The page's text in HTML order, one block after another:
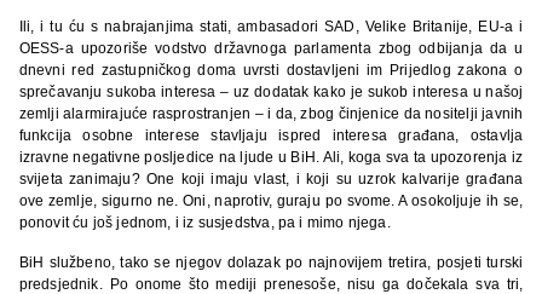
Ili, i tu ću s nabrajanjima stati, ambasadori SAD, Velike Britanije, EU-a i
OESS-a upozoriše vodstvo državnoga parlamenta zbog odbijanja da u
dnevni red zastupničkog doma uvrsti dostavljeni im Prijedlog zakona o
sprečavanju sukoba interesa – uz dodatak kako je sukob interesa u našoj
zemlji alarmirajuće rasprostranjen – i da, zbog činjenice da nositelji javnih
funkcija osobne interese stavljaju ispred interesa građana, ostavlja
izravne negativne posljedice na ljude u BiH. Ali, koga sva ta upozorenja iz
svijeta zanimaju? One koji imaju vlast, i koji su uzrok kalvarije građana
ove zemlje, sigurno ne. Oni, naprotiv, guraju po svome. A osokoljuje ih se,
ponovit ću još jednom, i iz susjedstva, pa i mimo njega.
BiH službeno, tako se njegov dolazak po najnovijem tretira, posjeti turski
predsjednik. Po onome što mediji prenesoše, nisu ga dočekala sva tri,